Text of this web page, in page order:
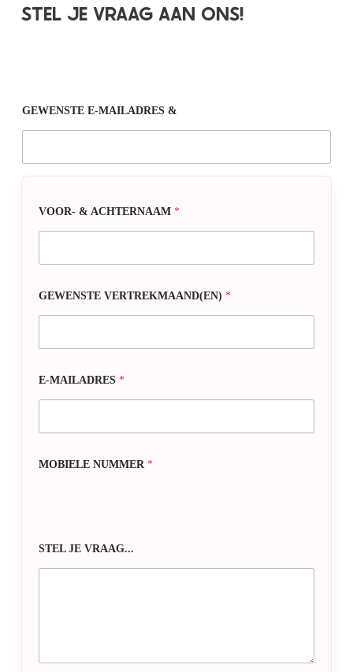
STEL JE VRAAG AAN ONS!
GEWENSTE E-MAILADRES &
VOOR- & ACHTERNAAM*
GEWENSTE VERTREKMAAND(EN)*
E-MAILADRES*
MOBIELE NUMMER*
STEL JE VRAAG...